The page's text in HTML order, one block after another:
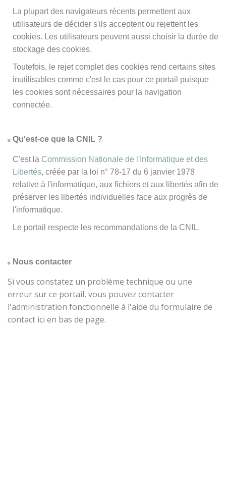
La plupart des navigateurs récents permettent aux
utilisateurs de décider s'ils acceptent ou rejettent les
cookies. Les utilisateurs peuvent aussi choisir la durée de
stockage des cookies.
Toutefois, le rejet complet des cookies rend certains sites
inutilisables comme c'est le cas pour ce portail puisque
les cookies sont nécessaires pour la navigation
connectée.
Qu'est-ce que la CNIL ?
C'est la Commission Nationale de l'Informatique et des
Libertés, créée par la loi n° 78-17 du 6 janvier 1978
relative à l'informatique, aux fichiers et aux libertés afin de
préserver les libertés individuelles face aux progrès de
l'informatique.
Le portail respecte les recommandations de la CNIL.
Nous contacter
Si vous constatez un problème technique ou une
erreur sur ce portail, vous pouvez contacter
l'administration fonctionnelle à l'aide du formulaire de
contact ici en bas de page.